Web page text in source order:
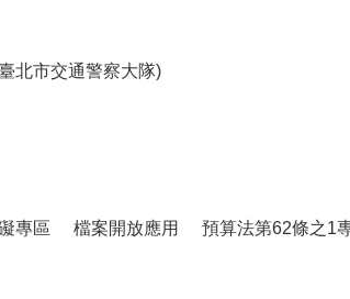
北市交通警察大隊)
專區 檔案開放應用 預算法第62條之1